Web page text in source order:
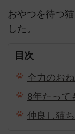
おやつを待つ
した。
目次
全力のお
8年たって
仲良し猫